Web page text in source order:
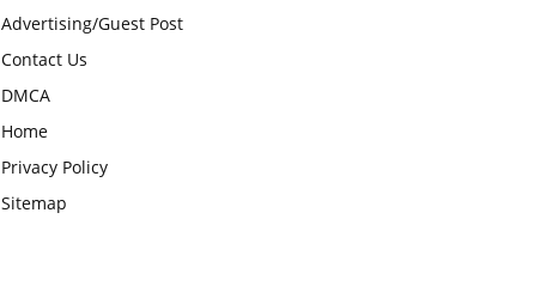
Advertising/Guest Post
Contact Us
DMCA
Home
Privacy Policy
Sitemap